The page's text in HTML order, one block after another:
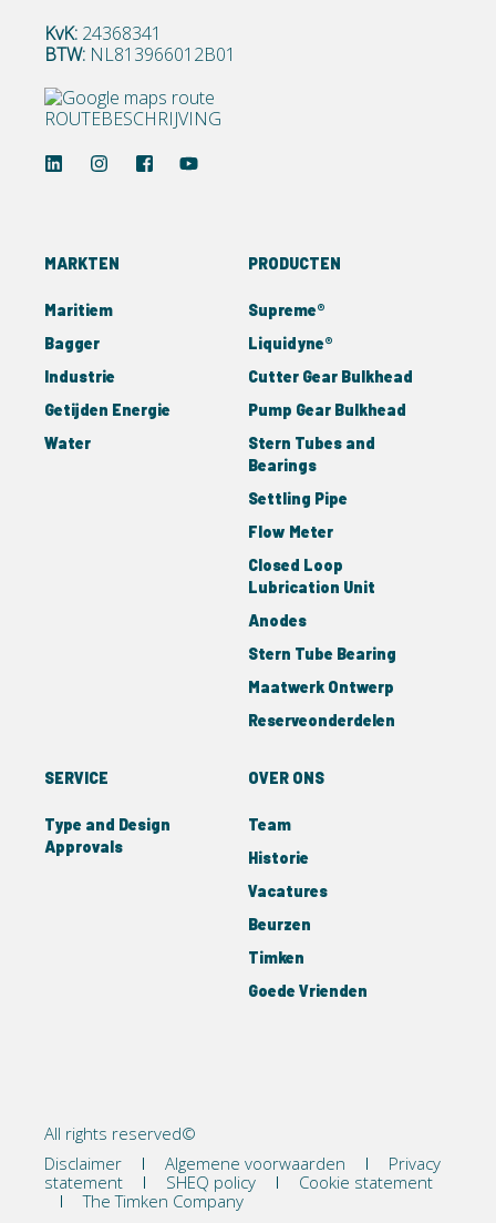
KvK: 24368341
BTW: NL813966012B01
ROUTEBESCHRIJVING
MARKTEN
Maritiem
Bagger
Industrie
Getijden Energie
Water
PRODUCTEN
Supreme®
Liquidyne®
Cutter Gear Bulkhead
Pump Gear Bulkhead
Stern Tubes and
Bearings
Settling Pipe
Flow Meter
Closed Loop
Lubrication Unit
Anodes
Stern Tube Bearing
Maatwerk Ontwerp
Reserveonderdelen
SERVICE
Type and Design
Approvals
OVER ONS
Team
Historie
Vacatures
Beurzen
Timken
Goede Vrienden
All rights reserved©
Disclaimer
Algemene voorwaarden
Privacy
statement
SHEQ policy
Cookie statement
The Timken Company